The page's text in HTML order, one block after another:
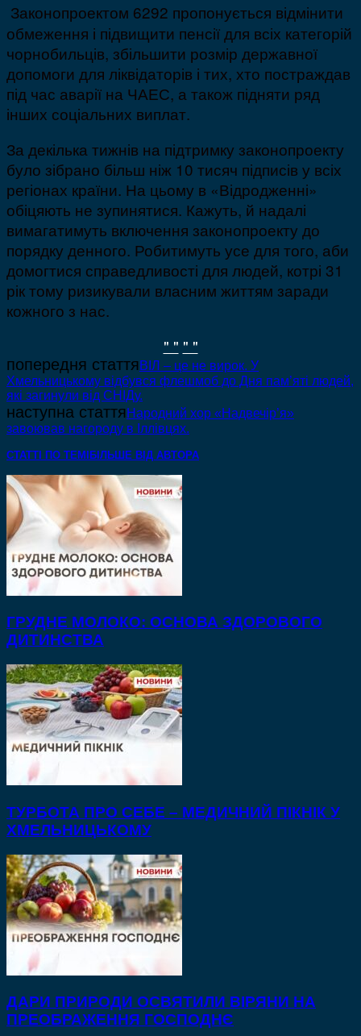
Законопроектом 6292 пропонується відмінити
обмеження і підвищити пенсії для всіх категорій
чорнобильців, збільшити розмір державної
допомоги для ліквідаторів і тих, хто постраждав
під час аварії на ЧАЕС, а також підняти ряд
інших соціальних виплат.
За декілька тижнів на підтримку законопроекту
було зібрано більш ніж 10 тисяч підписів у всіх
регіонах країни. На цьому в «Відродженні»
обіцяють не зупинятися. Кажуть, й надалі
вимагатимуть включення законопроекту до
порядку денного. Робитимуть усе для того, аби
домогтися справедливості для людей, котрі 31
рік тому ризикували власним життям заради
кожного з нас.
" " " "
попередня статтяВІЛ – це не вирок. У
Хмельницькому відбувся флешмоб до Дня пам’яті людей,
які загинули від СНІДу.
наступна статтяНародний хор «Надвечір’я»
завоював нагороду в Іллівцях.
СТАТТІ ПО ТЕМІ БІЛЬШЕ ВІД АВТОРА
ГРУДНЕ МОЛОКО: ОСНОВА ЗДОРОВОГО
ДИТИНСТВА
ТУРБОТА ПРО СЕБЕ – МЕДИЧНИЙ ПІКНІК У
ХМЕЛЬНИЦЬКОМУ
ДАРИ ПРИРОДИ ОСВЯТИЛИ ВІРЯНИ НА
ПРЕОБРАЖЕННЯ ГОСПОДНЄ